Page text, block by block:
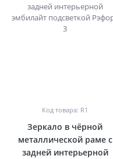
Код товара: R1
Зеркало в чёрной
металлической раме с
задней интерьерной